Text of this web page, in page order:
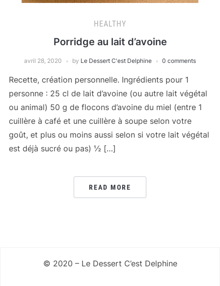
HEALTHY
Porridge au lait d’avoine
avril 28, 2020 by Le Dessert C'est Delphine 0 comments
Recette, création personnelle. Ingrédients pour 1
personne : 25 cl de lait d’avoine (ou autre lait végétal
ou animal) 50 g de flocons d’avoine du miel (entre 1
cuillère à café et une cuillère à soupe selon votre
goût, et plus ou moins aussi selon si votre lait végétal
est déjà sucré ou pas) ½ […]
READ MORE
© 2020 – Le Dessert C’est Delphine